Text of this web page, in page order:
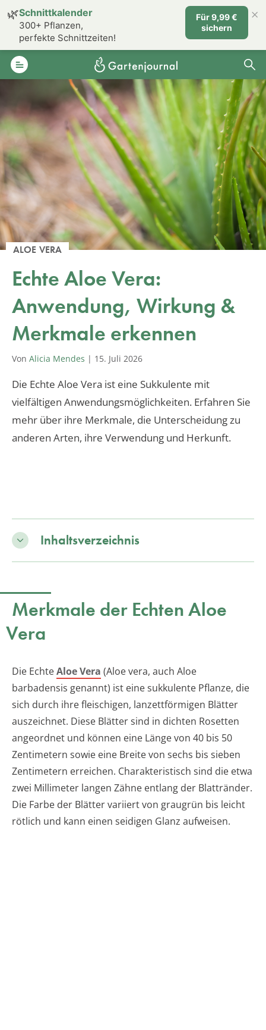
ALOE VERA
Echte Aloe Vera:
Anwendung, Wirkung &
Merkmale erkennen
Von Alicia Mendes | 15. Juli 2026
Die Echte Aloe Vera ist eine Sukkulente mit
vielfältigen Anwendungsmöglichkeiten. Erfahren Sie
mehr über ihre Merkmale, die Unterscheidung zu
anderen Arten, ihre Verwendung und Herkunft.
Inhaltsverzeichnis
Merkmale der Echten Aloe
Vera
Die EchteAloe Vera (Aloe vera, auch Aloe
barbadensis genannt) ist eine sukkulente Pflanze, die
sich durch ihre fleischigen, lanzettförmigen Blätter
auszeichnet. Diese Blätter sind in dichten Rosetten
angeordnet und können eine Länge von 40 bis 50
Zentimetern sowie eine Breite von sechs bis sieben
Zentimetern erreichen. Charakteristisch sind die etwa
zwei Millimeter langen Zähne entlang der Blattränder.
Die Farbe der Blätter variiert von graugrün bis leicht
rötlich und kann einen seidigen Glanz aufweisen.
🌿Schnittkalender
300+ Pflanzen,
perfekte Schnittzeiten!
Für 9,99 €
sichern
×